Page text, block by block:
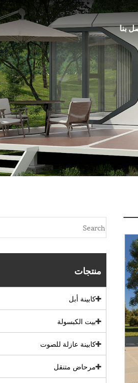
بنا
منتجات
كابينة أبل
بيت الكبسولة
كابينة عازلة للصوت
مرحاض متنقل